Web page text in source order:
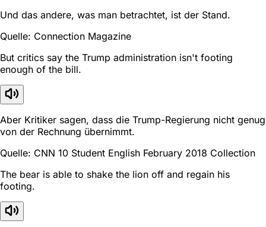
Und das andere, was man betrachtet, ist der Stand.
Quelle: Connection Magazine
But critics say the Trump administration isn't footing
enough of the bill.
Aber Kritiker sagen, dass die Trump-Regierung nicht genug
von der Rechnung übernimmt.
Quelle: CNN 10 Student English February 2018 Collection
The bear is able to shake the lion off and regain his
footing.